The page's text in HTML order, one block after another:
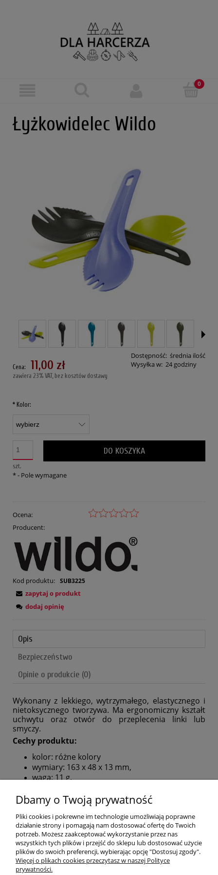
Łyżkowidelec Wildo
Dostępność: średnia ilość
Wysyłka w: 24 godziny
Cena: 11,00 zł
zawiera 23% VAT, bez kosztów dostawy
* Kolor:
szt.
DO KOSZYKA
*- Pole wymagane
Ocena:
Producent:
Kod produktu: SUB3225
zapytaj o produkt
dodaj opinię
Opis
Bezpieczeństwo
Opinie o produkcie (0)
Wykonany z lekkiego, wytrzymałego, elastycznego i
nietoksycznego tworzywa. Ma ergonomiczny kształt
uchwytu oraz otwór do przeplecenia linki lub
smyczy.
Cechy produktu:
kolor: różne kolory
wymiary: 163 x 48 x 13 mm,
waga: 11 g.
POMOC
MOJE KONTO
PŁATNOŚCI I DOSTAWA
Dbamy o Twoją prywatność
Pliki cookies i pokrewne im technologie umożliwiają poprawne
działanie strony i pomagają nam dostosować ofertę do Twoich
potrzeb. Możesz zaakceptować wykorzystanie przez nas
wszystkich tych plików i przejść do sklepu lub dostosować użycie
plików do swoich preferencji, wybierając opcję "Dostosuj zgody".
Więcej o plikach cookies przeczytasz w naszej Polityce
prywatności.